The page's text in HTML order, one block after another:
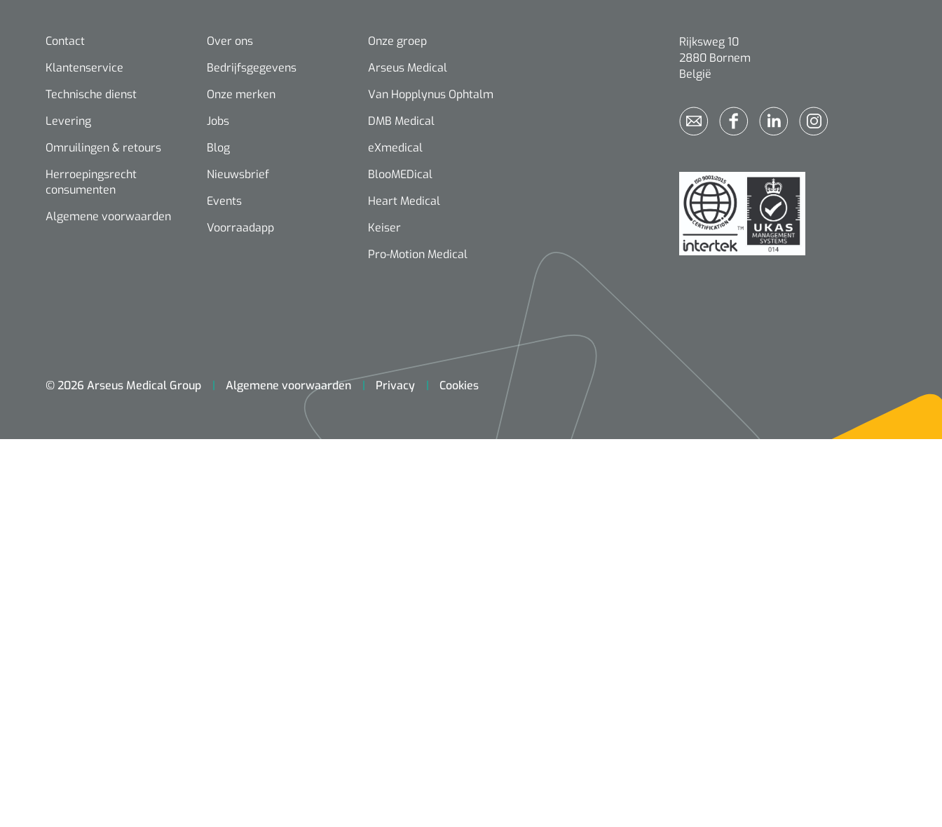
Contact
Klantenservice
Technische dienst
Levering
Omruilingen & retours
Herroepingsrecht
consumenten
Algemene voorwaarden
Over ons
Bedrijfsgegevens
Onze merken
Jobs
Blog
Nieuwsbrief
Events
Voorraadapp
Onze groep
Arseus Medical
Van Hopplynus Ophtalm
DMB Medical
eXmedical
BlooMEDical
Heart Medical
Keiser
Pro-Motion Medical
Rijksweg 10
2880 Bornem
België
© 2026 Arseus Medical Group Algemene voorwaarden Privacy Cookies